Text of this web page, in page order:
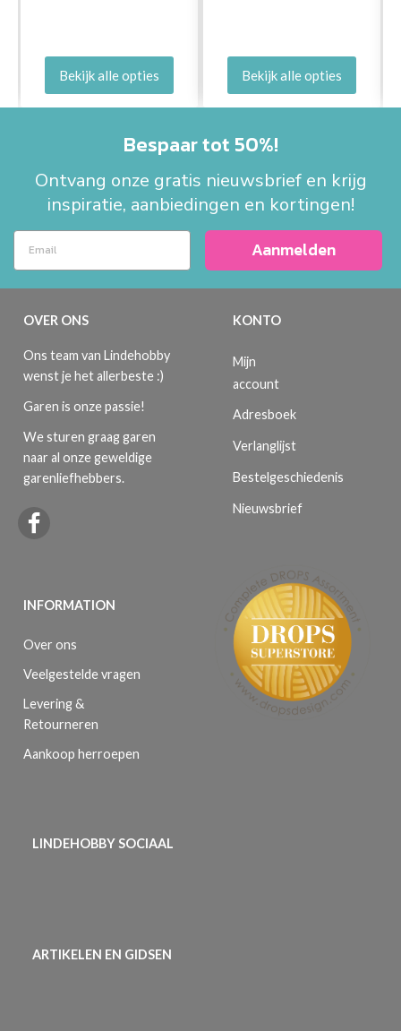
Bekijk alle opties Bekijk alle opties
Bespaar tot 50%!
Ontvang onze gratis nieuwsbrief en krijg
inspiratie, aanbiedingen en kortingen!
Aanmelden
OVER ONS
Ons team van Lindehobby
wenst je het allerbeste :)
Garen is onze passie!
We sturen graag garen
naar al onze geweldige
garenliefhebbers.
INFORMATION
Over ons
Veelgestelde vragen
Levering &
Retourneren
Aankoop herroepen
KONTO
Mijn
account
Adresboek
Verlanglijst
Bestelgeschiedenis
Nieuwsbrief
LINDEHOBBY SOCIAAL
ARTIKELEN EN GIDSEN